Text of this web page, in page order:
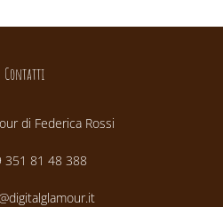
Contatti
di Federica Rossi
351 81 48 388